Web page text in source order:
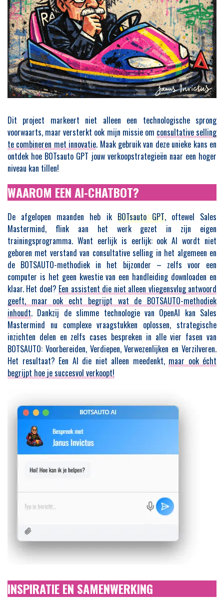
Dit project markeert niet alleen een technologische sprong
voorwaarts, maar versterkt ook mijn missie om consultative selling
te combineren met innovatie. Maak gebruik van deze unieke kans en
ontdek hoe BOTsauto GPT jouw verkoopstrategieën naar een hoger
niveau kan tillen!
WAAROM EEN AI-CHATBOT?
De afgelopen maanden heb ik BOTsauto GPT, oftewel Sales
Mastermind, flink aan het werk gezet in zijn eigen
trainingsprogramma. Want eerlijk is eerlijk: ook AI wordt niet
geboren met verstand van consultative selling in het algemeen en
de BOTSAUTO-methodiek in het bijzonder – zelfs voor een
computer is het geen kwestie van een handleiding downloaden en
klaar. Het doel? Een assistent die niet alleen vliegensvlug antwoord
geeft, maar ook echt begrijpt wat de BOTSAUTO-methodiek
inhoudt. Dankzij de slimme technologie van OpenAI kan Sales
Mastermind nu complexe vraagstukken oplossen, strategische
inzichten delen en zelfs cases bespreken in alle vier fasen van
BOTSAUTO: Voorbereiden, Verdiepen, Verwezenlijken en Verzilveren.
Het resultaat? Een AI die niet alleen meedenkt, maar ook écht
begrijpt hoe je succesvol verkoopt!
INSPIRATIE EN SAMENWERKING